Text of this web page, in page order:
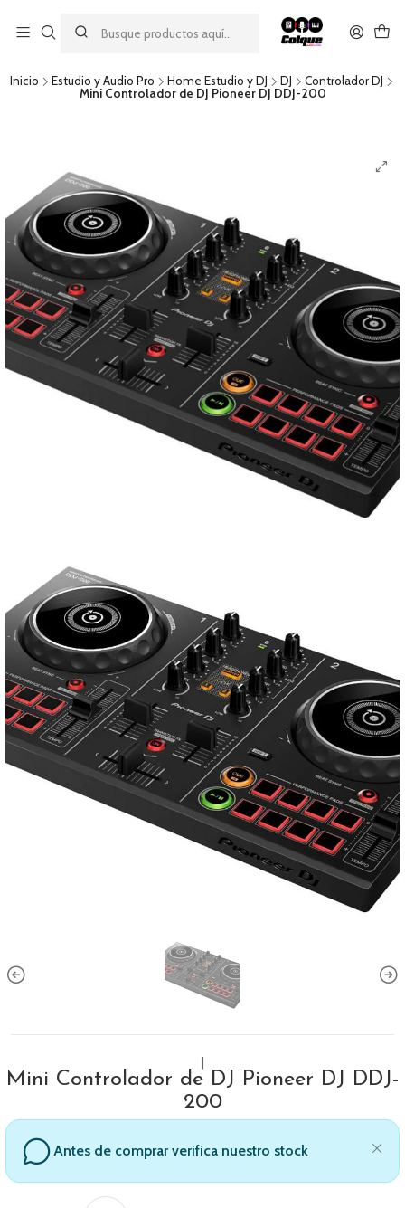
descuento por pago con transferencia bancaria
por una compra mínima de $49.990. Este descuento no es
acumulable a otras promociones ni aplicable a gastos de envío.
Inicio Estudio y Audio Pro Home Estudio y DJ DJ
Controlador DJ
Mini Controlador de DJ Pioneer DJ DDJ-200
Mini Controlador de DJ Pioneer DJ DDJ-
200
Antes de comprar verifica nuestro stock